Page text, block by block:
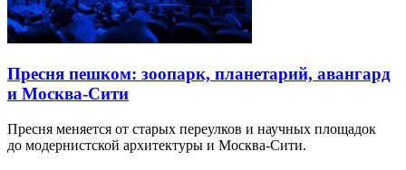
Пресня пешком: зоопарк, планетарий, авангард
и Москва-Сити
Пресня меняется от старых переулков и научных площадок
до модернистской архитектуры и Москва-Сити.